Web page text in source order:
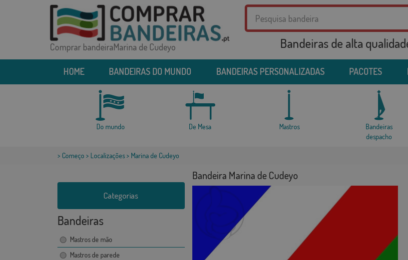
Comprar bandeiraMarina de Cudeyo Bandeiras de alta
HOME BANDEIRAS DO MUNDO BANDEIRAS PERSONALIZADAS PACOTES
Do mundo De Mesa Mastros
Bandeiras
despacho
> Começo > Localizações> Marina de Cudeyo
Categorias
Bandeiras
Mastros de mão
Mastros de parede
Bandeira Marina de Cudeyo